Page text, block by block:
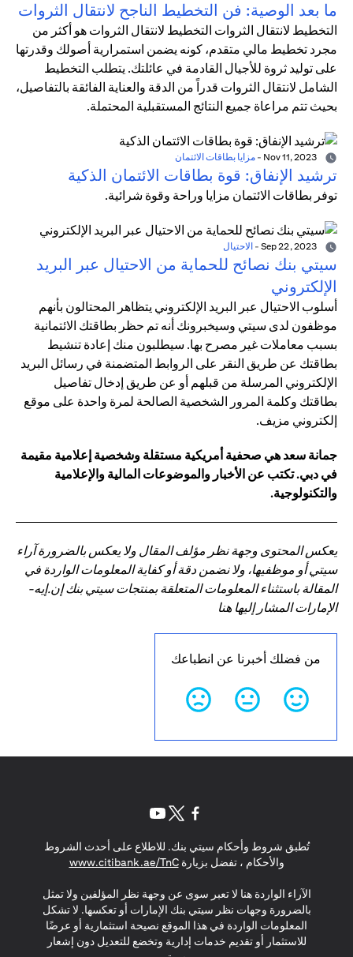
ما بعد الوصية: فن التخطيط الناجح لانتقال الثروات
التخطيط لانتقال الثروات التخطيط لانتقال الثروات هو أكثر من
مجرد تخطيط مالي متقدم، كونه يضمن استمرارية أصولك وقدرتها
على توليد ثروة للأجيال القادمة في عائلتك. يتطلب التخطيط
الشامل لانتقال الثروات قدراً من الدقة والعناية الفائقة بالتفاصيل،
بحيث تتم مراعاة جميع النتائج المستقبلية المحتملة.
- مزايا بطاقات الائتمان
ترشيد الإنفاق: قوة بطاقات الائتمان الذكية
توفر بطاقات الائتمان مزايا وراحة وقوة شرائية.
- الاحتيال
سيتي بنك نصائح للحماية من الاحتيال عبر البريد
الإلكتروني
أسلوب الاحتيال عبر البريد الإلكتروني يتظاهر المحتالون بأنهم
موظفون لدى سيتي وسيخبرونك أنه تم حظر بطاقتك الائتمانية
بسبب معاملات غير مصرح بها. سيطلبون منك إعادة تنشيط
بطاقتك عن طريق النقر على الروابط المتضمنة في رسائل البريد
الإلكتروني المرسلة من قبلهم أو عن طريق إدخال تفاصيل
بطاقتك وكلمة المرور الشخصية الصالحة لمرة واحدة على موقع
إلكتروني مزيف.
جمانة سعد هي صحفية أمريكية مستقلة وشخصية إعلامية مقيمة
في دبي. تكتب عن الأخبار والموضوعات المالية والإعلامية
والتكنولوجية.
يعكس المحتوى وجهة نظر مؤلف المقال ولا يعكس بالضرورة آراء
سيتي أو موظفيها، ولا نضمن دقة أو كفاية المعلومات الواردة في
المقالة باستثناء المعلومات المتعلقة بمنتجات سيتي بنك إن.إيه-
الإمارات المشار إليها هنا
من فضلك أخبرنا عن انطباعك
تُطبق شروط وأحكام سيتي بنك. للاطلاع على أحدث الشروط
والأحكام ، تفضل بزيارةwww.citibank.ae/TnC
in a new tab
الآراء الواردة هنا لا تعبر سوى عن وجهة نظر المؤلفين ولا تمثل
بالضرورة وجهات نظر سيتي بنك الإمارات أو تعكسها. لا تشكل
المعلومات الواردة في هذا الموقع نصيحة استثمارية أو عرضًا
للاستثمار أو تقديم خدمات إدارية وتخضع للتعديل دون إشعار